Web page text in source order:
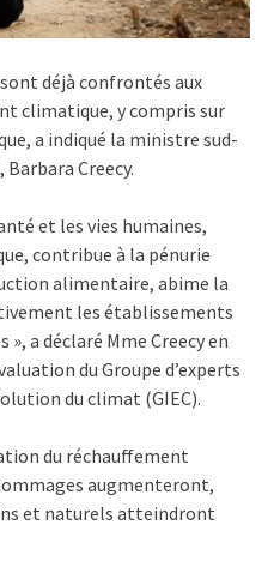
déjà confrontés aux
climatique, y compris sur
a indiqué la ministre sud-
Creecy.
et les vies humaines,
contribue à la pénurie
alimentaire, abime la
les établissements
a déclaré Mme Creecy en
du Groupe d’experts
du climat (GIEC).
du réchauffement
augmenteront,
et naturels atteindront